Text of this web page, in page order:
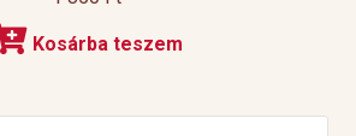
Kosárba teszem